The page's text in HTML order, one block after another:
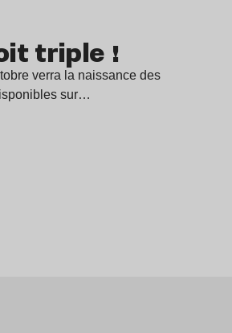
triple !
verra la naissance des
sur…